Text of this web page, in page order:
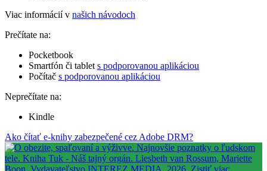
Viac informácií v našich návodoch
Prečítate na:
Pocketbook
Smartfón či tablet s podporovanou aplikáciou
Počítač s podporovanou aplikáciou
Neprečítate na:
Kindle
Ako čítať e-knihy zabezpečené cez Adobe DRM?